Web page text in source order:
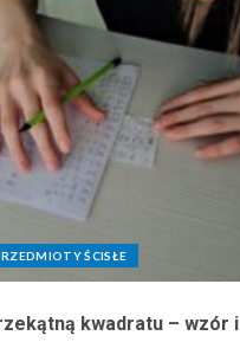
ŚCISŁE
kwadratu – wzór i